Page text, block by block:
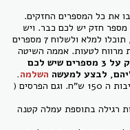
למלא בו את כל המספרים החזקים.
חזק יש לכם כבר. ויש
לכם אופציה במקום למלא ולשלוח 6 מספרים, תוכלו למלא ולשלוח 7 מספרים
מרווח לטעות. אממה השיטה
רק על 3 מספרים שיש לכם
לבצע למעשה השלמה.
מי שקצת כבד לו כלכלי למרות שמדובר בסביבות ה 150 ש"ח. וגם הפרסים (
רגילה בתוספת עמלה קטנה